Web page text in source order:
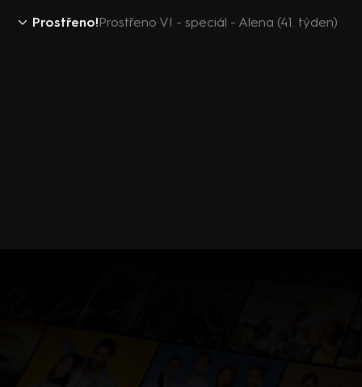
Prostřeno!Prostřeno VI - speciál - Alena (41. týden)